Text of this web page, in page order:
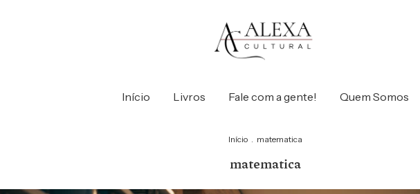
Início Livros Fale com a gente! Quem Somos
Início . matematica
matematica